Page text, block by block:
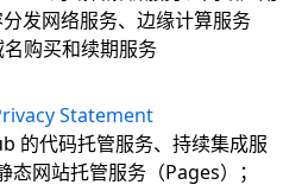
发网络服务、边缘计算服务
名购买和续期服务
Statement
的代码托管服务、持续集成服
网站托管服务（Pages）；